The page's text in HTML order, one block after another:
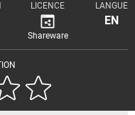
LICENCE
Shareware
LANGUE
EN